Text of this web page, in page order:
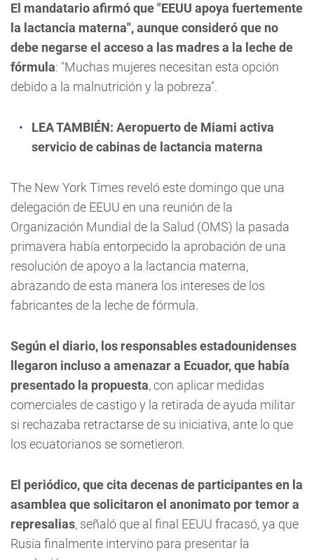
El mandatario afirmó que "EEUU apoya fuertemente
la lactancia materna", aunque consideró que no
debe negarse el acceso a las madres a la leche de
fórmula: "Muchas mujeres necesitan esta opción
debido a la malnutrición y la pobreza".
LEA TAMBIÉN: Aeropuerto de Miami activa
servicio de cabinas de lactancia materna
The New York Times reveló este domingo que una
delegación de EEUU en una reunión de la
Organización Mundial de la Salud (OMS) la pasada
primavera había entorpecido la aprobación de una
resolución de apoyo a la lactancia materna,
abrazando de esta manera los intereses de los
fabricantes de la leche de fórmula.
Según el diario, los responsables estadounidenses
llegaron incluso a amenazar a Ecuador, que había
presentado la propuesta, con aplicar medidas
comerciales de castigo y la retirada de ayuda militar
si rechazaba retractarse de su iniciativa, ante lo que
los ecuatorianos se sometieron.
El periódico, que cita decenas de participantes en la
asamblea que solicitaron el anonimato por temor a
represalias, señaló que al final EEUU fracasó, ya que
Rusia finalmente intervino para presentar la